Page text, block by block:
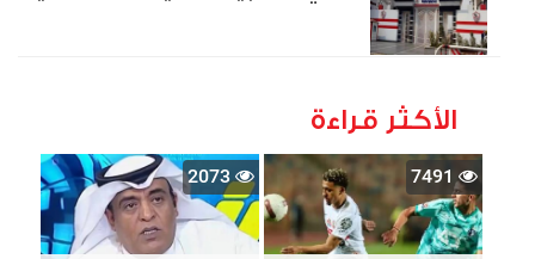
الأكثر قراءة
7491
2073